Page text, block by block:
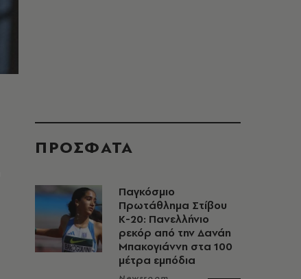
ΠΡΟΣΦΑΤΑ
Παγκόσμιο
Πρωτάθλημα Στίβου
Κ-20: Πανελλήνιο
ρεκόρ από την Δανάη
Μπακογιάννη στα 100
μέτρα εμπόδια